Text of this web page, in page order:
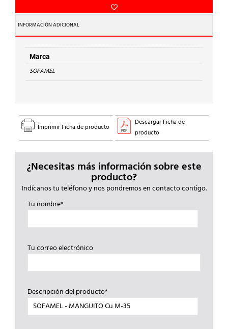
Cu
M-
35
cantidad
INFORMACIÓN ADICIONAL
Marca
SOFAMEL
Imprimir Ficha de producto
Descargar Ficha de
producto
¿Necesitas más información sobre este
producto?
Indícanos tu teléfono y nos pondremos en contacto contigo.
Tu nombre*
Tu correo electrónico
Descripción del producto*